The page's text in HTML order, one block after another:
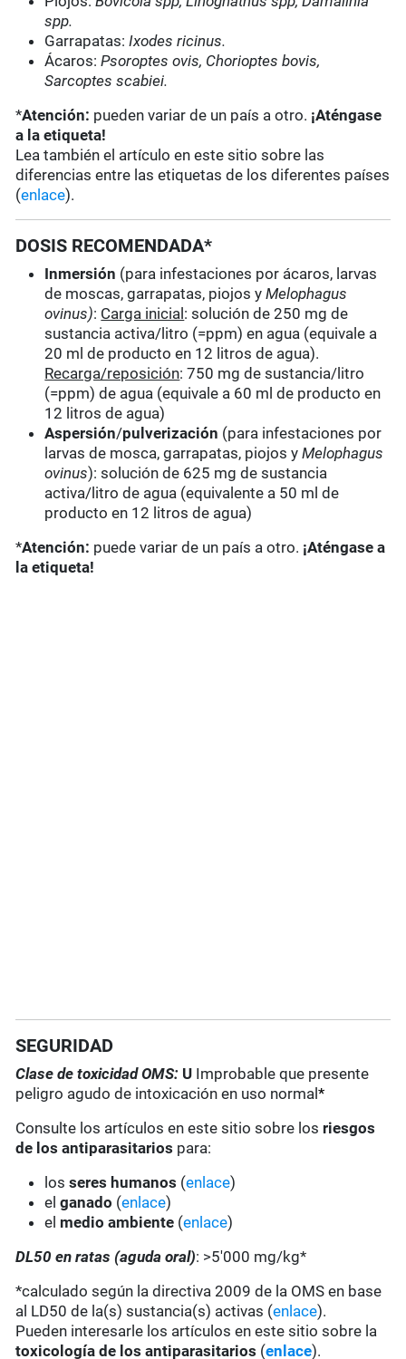
spp.
Garrapatas:Ixodes ricinus.
Ácaros:Psoroptes ovis, Chorioptes bovis,
Sarcoptes scabiei.
*Atención: pueden variar de un país a otro. ¡Aténgase
a la etiqueta!
Lea también el artículo en este sitio sobre las
diferencias entre las etiquetas de los diferentes países
(enlace).
DOSIS RECOMENDADA*
Inmersión (para infestaciones por ácaros, larvas
de moscas, garrapatas, piojos yMelophagus
ovinus): Carga inicial : solución de 250 mg de
sustancia activa/litro (=ppm) en agua (equivale a
20 ml de producto en 12 litros de agua).
Recarga/reposición: 750 mg de sustancia/litro
(=ppm) de agua (equivale a 60 ml de producto en
12 litros de agua)
Aspersión/pulverización (para infestaciones por
larvas de mosca, garrapatas, piojos yMelophagus
ovinus): solución de 625 mg de sustancia
activa/litro de agua (equivalente a 50 ml de
producto en 12 litros de agua)
*Atención: puede variar de un país a otro. ¡Aténgase a
la etiqueta!
SEGURIDAD
Clase de toxicidad OMS: U Improbable que presente
peligro agudo de intoxicación en uso normal*
Consulte los artículos en este sitio sobre los riesgos
de los antiparasitarios para:
losseres humanos (enlace)
elganado (enlace)
el medio ambiente (enlace)
DL50 en ratas (aguda oral): >5'000 mg/kg*
*calculado según la directiva 2009 de la OMS en base
al LD50 de la(s) sustancia(s) activas (enlace).
Pueden interesarle los artículos en este sitio sobre la
toxicología de los antiparasitarios (enlace).